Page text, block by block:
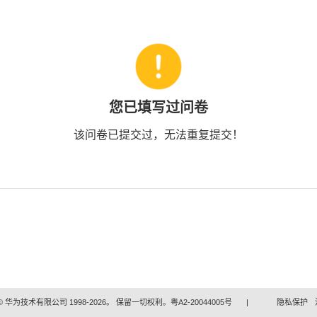
您已填写过问卷
该问卷已提交过，无法重复提交！
华为技术有限公司 1998-2026。 保留一切权利。粤A2-20044005号 | 隐私保护